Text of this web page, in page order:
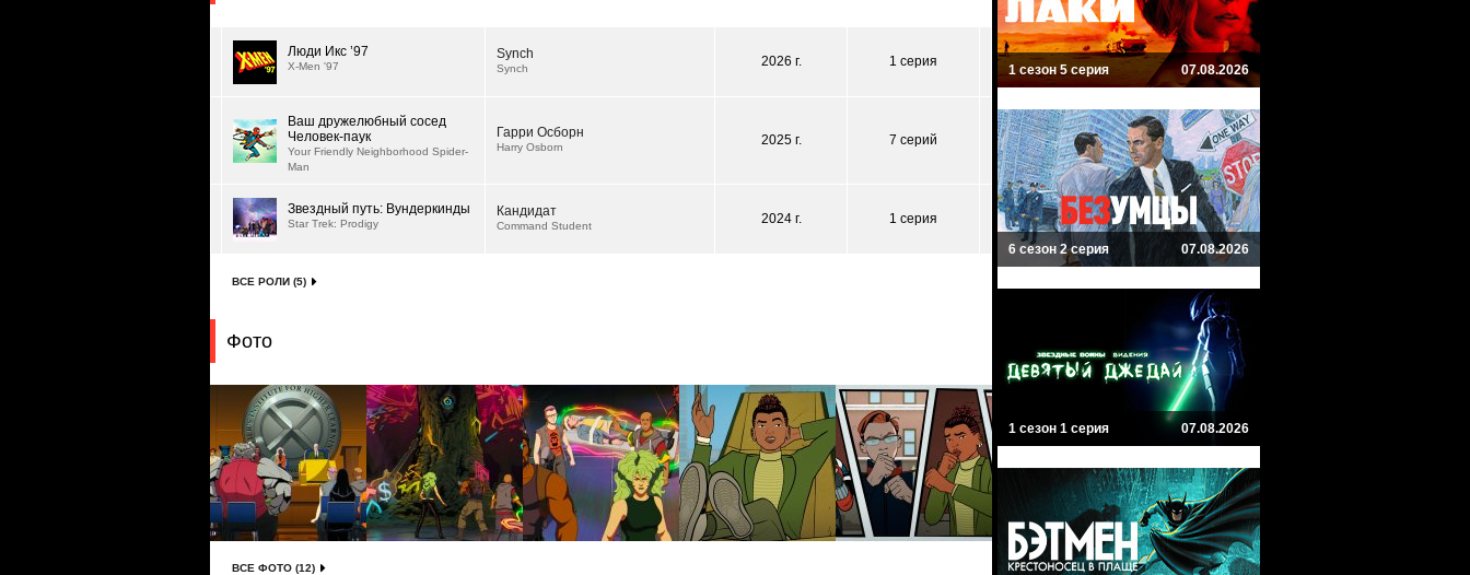
Люди Икс ’97
X-Men '97
Synch
Synch 2026 г. 1 серия
Ваш дружелюбный сосед
Человек-паук
Your Friendly Neighborhood Spider-
Man
Гарри Осборн
Harry Osborn 2025 г. 7 серий
Звездный путь: Вундеркинды
Star Trek: Prodigy
Кандидат
Command Student 2024 г. 1 серия
ВСЕ РОЛИ (5)
Фото
ВСЕ ФОТО (12)
1 сезон 5 серия 07.08.2026
6 сезон 2 серия 07.08.2026
1 сезон 1 серия 07.08.2026